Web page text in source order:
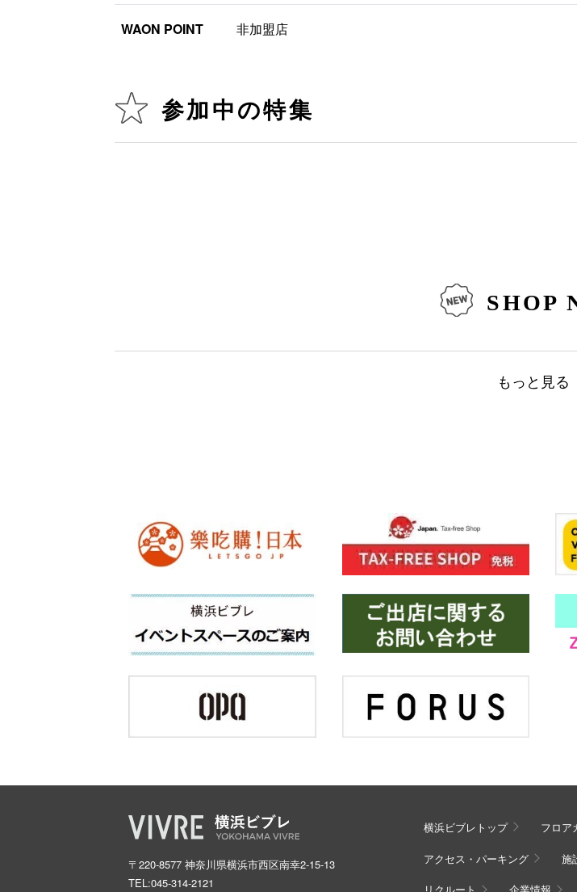
WAON POINT 非加盟店
参加中の特集
SHOP
もっと見る
〒220-8577 神奈川県横浜市西区南幸2-15-13
TEL:045-314-2121
横浜ビブレトップ フロア
アクセス・パーキング 施